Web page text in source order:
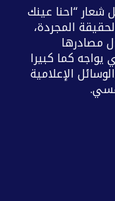
شعار “احنا عينك
المجردة،
مصادرها
كما كبيرا
الإعلامية